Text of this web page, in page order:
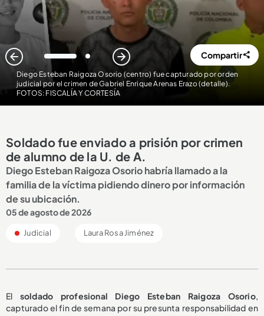
Diego Esteban Raigoza Osorio (centro) fue capturado por orden
judicial por el crimen de Gabriel Enrique Arenas Erazo (detalle).
FOTOS: FISCALÍA Y CORTESÍA
1 2 Compartir
Soldado fue enviado a prisión por crimen
de alumno de la U. de A.
Diego Esteban Raigoza Osorio habría llamado a la
familia de la víctima pidiendo dinero por información
de su ubicación.
05 de agosto de 2026
Judicial Laura Rosa Jiménez
El soldado profesional Diego Esteban Raigoza Osorio,
capturado el fin de semana por su presunta responsabilidad en